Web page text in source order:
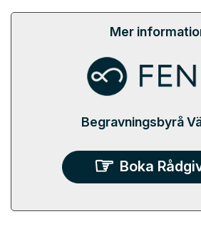
Mer
Begravningsbyrå
Boka